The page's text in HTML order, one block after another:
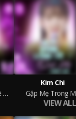
Em Có Bằng Lòng Về Quê Mẹ Cùng Anh
Kim Chi
Gặp Mẹ Trong
VIEW ALL